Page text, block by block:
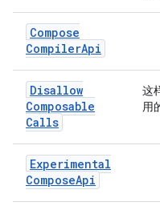
Compose
CompilerApi
Disallow
Composable
Calls
这
用
Experimental
ComposeApi